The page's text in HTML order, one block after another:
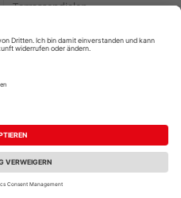
Terrassendielen
AGB
Barrierefreiheitserklärung